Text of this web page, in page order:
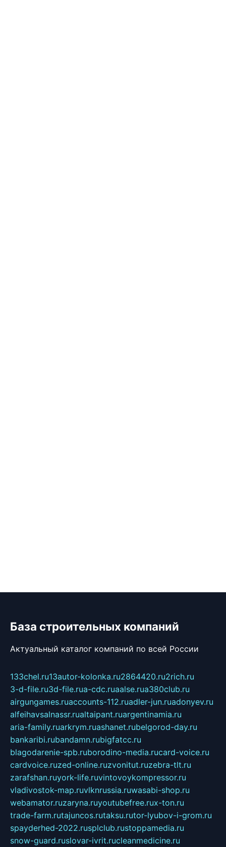
База строительных компаний
Актуальный каталог компаний по всей России
133chel.ru13autor-kolonka.ru2864420.ru2rich.ru
3-d-file.ru3d-file.rua-cdc.ruaalse.rua380club.ru
airgungames.ruaccounts-112.ruadler-jun.ruadonyev.ru
alfeihavsalnassr.rualtaipant.ruargentinamia.ru
aria-family.ruarkrym.ruashanet.rubelgorod-day.ru
bankaribi.rubandamn.rubigfatcc.ru
blagodarenie-spb.ruborodino-media.rucard-voice.ru
cardvoice.ruzed-online.ruzvonitut.ruzebra-tlt.ru
zarafshan.ruyork-life.ruvintovoykompressor.ru
vladivostok-map.ruvlknrussia.ruwasabi-shop.ru
webamator.ruzaryna.ruyoutubefree.rux-ton.ru
trade-farm.rutajuncos.rutaksu.rutor-lyubov-i-grom.ru
spayderhed-2022.rusplclub.rustoppamedia.ru
snow-guard.ruslovar-ivrit.rucleanmedicine.ru